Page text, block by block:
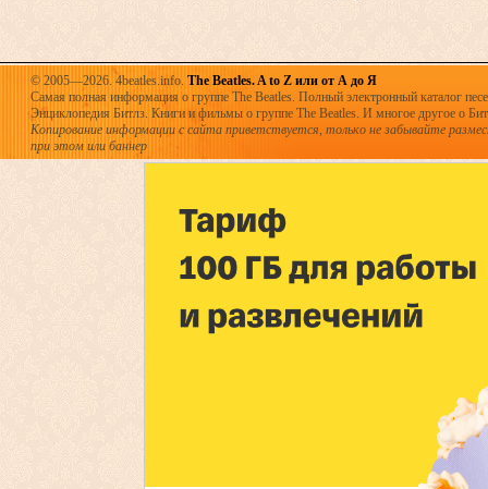
© 2005—2026. 4beatles.info. The Beatles. A to Z или от А до Я
Самая полная информация о группе The Beatles. Полный электронный каталог
Энциклопедия Битлз. Книги и фильмы о группе The Beatles. И многое другое о
Копирование информации с сайта приветствуется, только не забывайте
при этом или баннер